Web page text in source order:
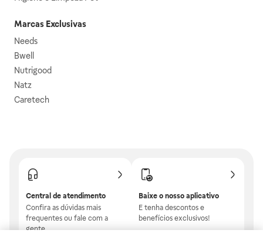
Marcas Exclusivas
Needs
Bwell
Nutrigood
Natz
Caretech
Central de atendimento
Confira as dúvidas mais
frequentes ou fale com a
gente.
Baixe o nosso aplicativo
E tenha descontos e
benefícios exclusivos!